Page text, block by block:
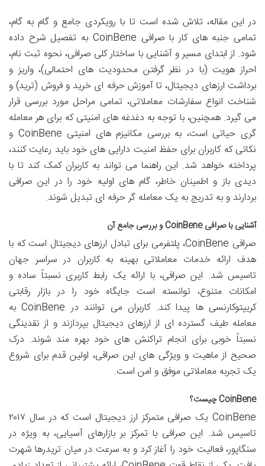
در این مقاله، تلاش شده است تا با رویکردی جامع و گام به گام،
تمامی جنبه های کار با صرافی CoinBene به تفصیل شرح داده
شود. از ابتدای مسیر و آشنایی با ساختار کلی صرافی، نحوه ثبت نام،
احراز هویت (با در نظر گرفتن محدودیت های احتمالی)، واریز و
برداشت ارزهای دیجیتال، تا آموزش حرفه ای خرید و فروش (ترید) و
شناخت انواع سفارشات معاملاتی، تمامی مراحل مورد بررسی قرار
می گیرد. همچنین، با توجه به دغدغه های امنیتی که برای هر معامله
گری حیاتی است، به بررسی مکانیزم های امنیتی CoinBene و
نکاتی که کاربران برای حفظ امنیت دارایی های خود باید رعایت کنند،
پرداخته خواهد شد. این راهنما می تواند به کاربران کمک کند تا با
دیدی باز و اطمینان خاطر، گام های اولیه خود را در این صرافی
بردارند و به تدریج به یک معامله گر حرفه ای تبدیل شوند.
آشنایی با صرافی CoinBene و بررسی جامع آن
صرافی CoinBene، پلتفرمی برای تبادل ارزهای دیجیتال است که با
هدف ارائه خدمات معاملاتی بهینه به کاربران در سراسر جهان
تاسیس شد. این صرافی، با ارائه یک رابط کاربری نسبتاً ساده و
امکانات متنوع، توانسته است جایگاه خود را در بازار رقابتی
کریپتوکارنسی ها پیدا کند. کاربران می توانند در CoinBene به
معامله طیف گسترده ای از ارزهای دیجیتال بپردازند و از نقدینگی
نسبتاً خوبی برای انجام تراکنش های خود بهره مند شوند. درک
صحیح از ماهیت و ویژگی های این صرافی، اولین قدم برای شروع
یک تجربه معاملاتی موفق و امن است.
CoinBene چیست؟
CoinBene یک صرافی متمرکز ارز دیجیتال است که در سال ۲۰۱۷
تاسیس شد. این صرافی با تمرکز بر بازارهای آسیایی، به ویژه در
سنگاپور، فعالیت خود را آغاز کرد و به سرعت در میان تریدرها شهرت